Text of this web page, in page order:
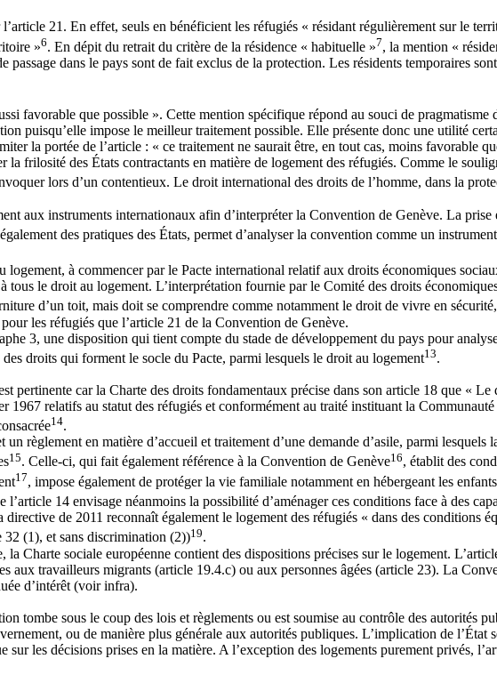
l’article 21. En effet, seuls en bénéficient les réfugiés « résidant régulièrement sur le
»6. En dépit du retrait du critère de la résidence « habituelle »7, la mention «
dans le pays sont de fait exclus de la protection. Les résidents temporaires
favorable que possible ». Cette mention spécifique répond au souci de
puisqu’elle impose le meilleur traitement possible. Elle présente donc une utilité
la portée de l’article : « ce traitement ne saurait être, en tout cas, moins favorable
frilosité des États contractants en matière de logement des réfugiés. Comme le
lors d’un contentieux. Le droit international des droits de l’homme, dans la
aux instruments internationaux afin d’interpréter la Convention de Genève. La
des pratiques des États, permet d’analyser la convention comme un
logement, à commencer par le Pacte international relatif aux droits économiques
tous le droit au logement. L’interprétation fournie par le Comité des droits
d’un toit, mais doit se comprendre comme notamment le droit de vivre en
les réfugiés que l’article 21 de la Convention de Genève.
3, une disposition qui tient compte du stade de développement du pays pour
droits qui forment le socle du Pacte, parmi lesquels le droit au logement13.
pertinente car la Charte des droits fondamentaux précise dans son article 18 que «
relatifs au statut des réfugiés et conformément au traité instituant la
14.
un règlement en matière d’accueil et traitement d’une demande d’asile, parmi
15. Celle-ci, qui fait également référence à la Convention de Genève16, établit des
17, impose également de protéger la vie familiale notamment en hébergeant les
l’article 14 envisage néanmoins la possibilité d’aménager ces conditions face à des
de 2011 reconnaît également le logement des réfugiés « dans des conditions
(1), et sans discrimination (2))19.
la Charte sociale européenne contient des dispositions précises sur le logement.
aux travailleurs migrants (article 19.4.c) ou aux personnes âgées (article 23). La
d’intérêt (voir infra).
tombe sous le coup des lois et règlements ou est soumise au contrôle des autorités
ou de manière plus générale aux autorités publiques. L’implication de
les décisions prises en la matière. A l’exception des logements purement privés,